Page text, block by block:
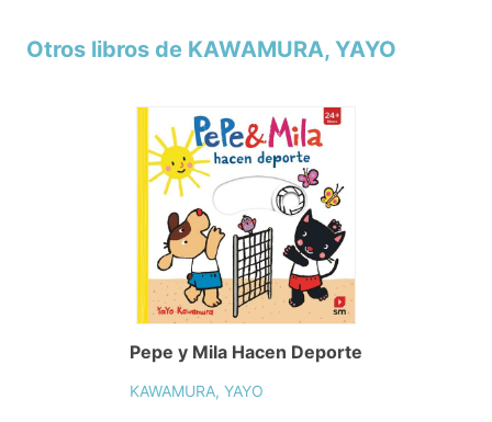
Otros libros de KAWAMURA, YAYO
Pepe y Mila Hacen Deporte
KAWAMURA, YAYO